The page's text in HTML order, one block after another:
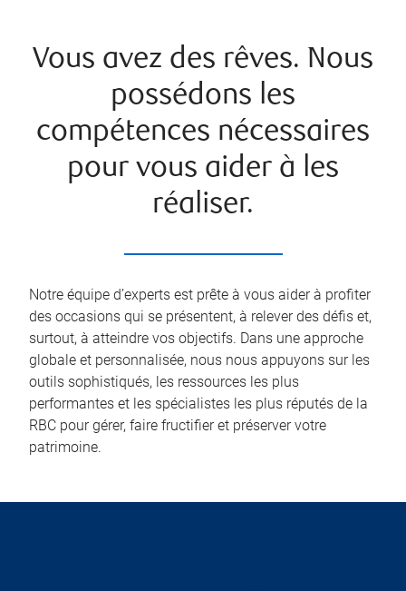
Vous avez des rêves. Nous
possédons les
compétences nécessaires
pour vous aider à les
réaliser.
Notre équipe d’experts est prête à vous aider à profiter
des occasions qui se présentent, à relever des défis et,
surtout, à atteindre vos objectifs. Dans une approche
globale et personnalisée, nous nous appuyons sur les
outils sophistiqués, les ressources les plus
performantes et les spécialistes les plus réputés de la
RBC pour gérer, faire fructifier et préserver votre
patrimoine.